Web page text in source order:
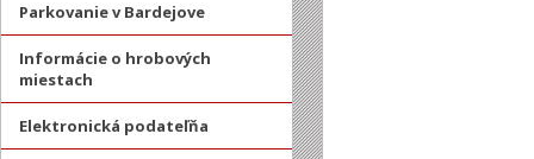
Parkovanie v Bardejove
Informácie o hrobových
miestach
Elektronická podateľňa